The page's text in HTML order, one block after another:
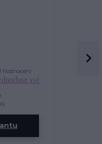
hodnocení
své